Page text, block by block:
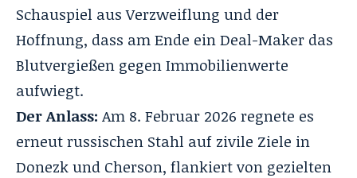
Schauspiel aus Verzweiflung und der
Hoffnung, dass am Ende ein Deal-Maker das
Blutvergießen gegen Immobilienwerte
aufwiegt.
Der Anlass: Am 8. Februar 2026 regnete es
erneut russischen Stahl auf zivile Ziele in
Donezk und Cherson, flankiert von gezielten